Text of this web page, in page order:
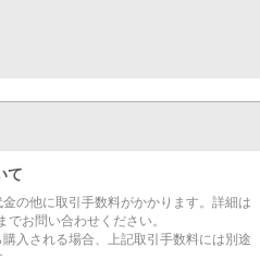
て
の他に取引手数料がかかります。詳細は
お問い合わせください。
入される場合、上記取引手数料には別途